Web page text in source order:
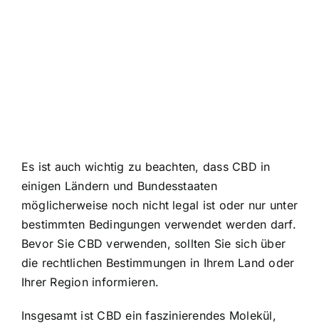
Es ist auch wichtig zu beachten, dass CBD in
einigen Ländern und Bundesstaaten
möglicherweise noch nicht legal ist oder nur unter
bestimmten Bedingungen verwendet werden darf.
Bevor Sie CBD verwenden, sollten Sie sich über
die rechtlichen Bestimmungen in Ihrem Land oder
Ihrer Region informieren.
Insgesamt ist CBD ein faszinierendes Molekül,